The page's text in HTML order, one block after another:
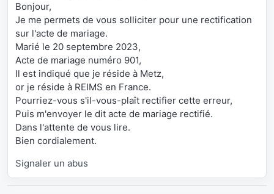
Bonjour,
Je me permets de vous solliciter pour une rectification
sur l'acte de mariage.
Marié le 20 septembre 2023,
Acte de mariage numéro 901,
Il est indiqué que je réside à Metz,
or je réside à REIMS en France.
Pourriez-vous s'il-vous-plaît rectifier cette erreur,
Puis m'envoyer le dit acte de mariage rectifié.
Dans l'attente de vous lire.
Bien cordialement.
Signaler un abus